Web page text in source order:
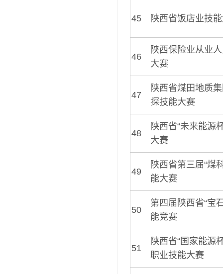
45 陕西省饭店业技
46
陕西保险业从业
大赛
47
陕西省煤田地质
探技能大赛
48
陕西省“未来能源
大赛
49
陕西省第三届“煤
能大赛
50
第四届陕西省“宝
能竞赛
51
陕西省“国家能源
职业技能大赛